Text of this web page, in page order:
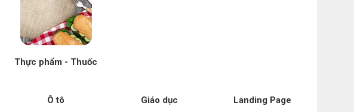
Thực phẩm - Thuốc
Ô tô Giáo dục Landing Page